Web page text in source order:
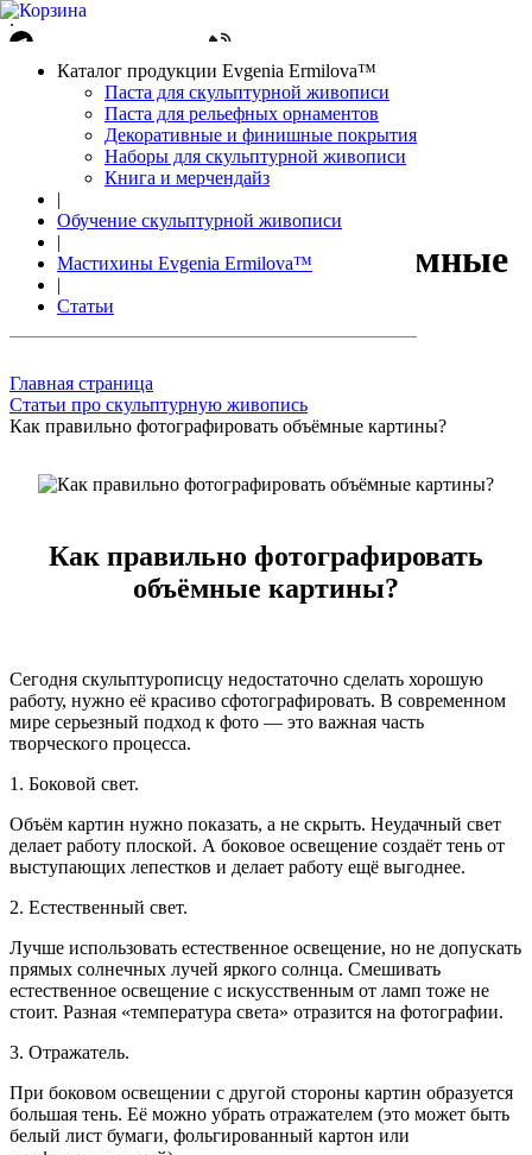
.
Авторизация
0 позиций
Каталог продукции Evgenia Ermilova™
Паста для скульптурной живописи
Паста для рельефных орнаментов
Декоративные и финишные покрытия
Наборы для скульптурной живописи
Книга и мерчендайз
|
Обучение скульптурной живописи
|
Мастихины Evgenia Ermilova™
|
Статьи
Как правильно
фотографировать объёмные
Главная страница
Статьи про скульптурную живопись
Как правильно фотографировать объёмные картины?
Как правильно фотографировать
объёмные картины?
Сегодня скульптурописцу недостаточно сделать хорошую
работу, нужно её красиво сфотографировать. В современном
мире серьезный подход к фото — это важная часть
творческого процесса.
1. Боковой свет.
Объём картин нужно показать, а не скрыть. Неудачный свет
делает работу плоской. А боковое освещение создаёт тень от
выступающих лепестков и делает работу ещё выгоднее.
2. Естественный свет.
Лучше использовать естественное освещение, но не допускать
прямых солнечных лучей яркого солнца. Смешивать
естественное освещение с искусственным от ламп тоже не
стоит. Разная «температура света» отразится на фотографии.
3. Отражатель.
При боковом освещении с другой стороны картин образуется
большая тень. Её можно убрать отражателем (это может быть
белый лист бумаги, фольгированный картон или